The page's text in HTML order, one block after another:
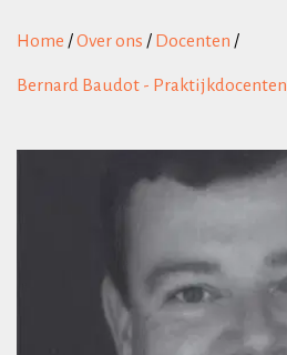
Home /Over ons / Docenten /
Bernard Baudot - Praktijkdocenten